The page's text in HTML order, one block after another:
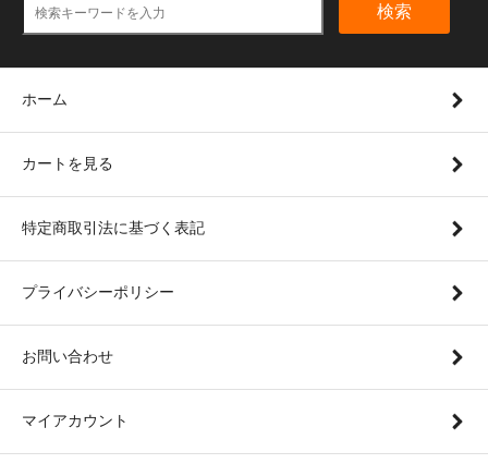
検索
ホーム
カートを見る
特定商取引法に基づく表記
プライバシーポリシー
お問い合わせ
マイアカウント